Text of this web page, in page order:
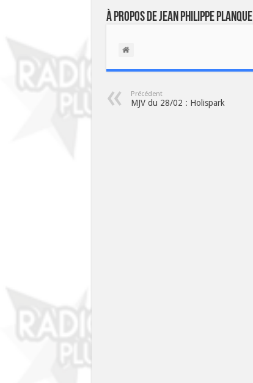
À propos de Jean Philippe Planque
Précédent
MJV du 28/02 : Holispark